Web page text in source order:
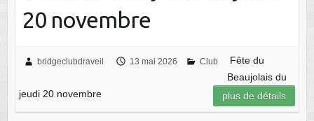
20 novembre
bridgeclubdraveil 13 mai 2026 Club
Fête du
Beaujolais du
jeudi 20 novembre
plus de détails